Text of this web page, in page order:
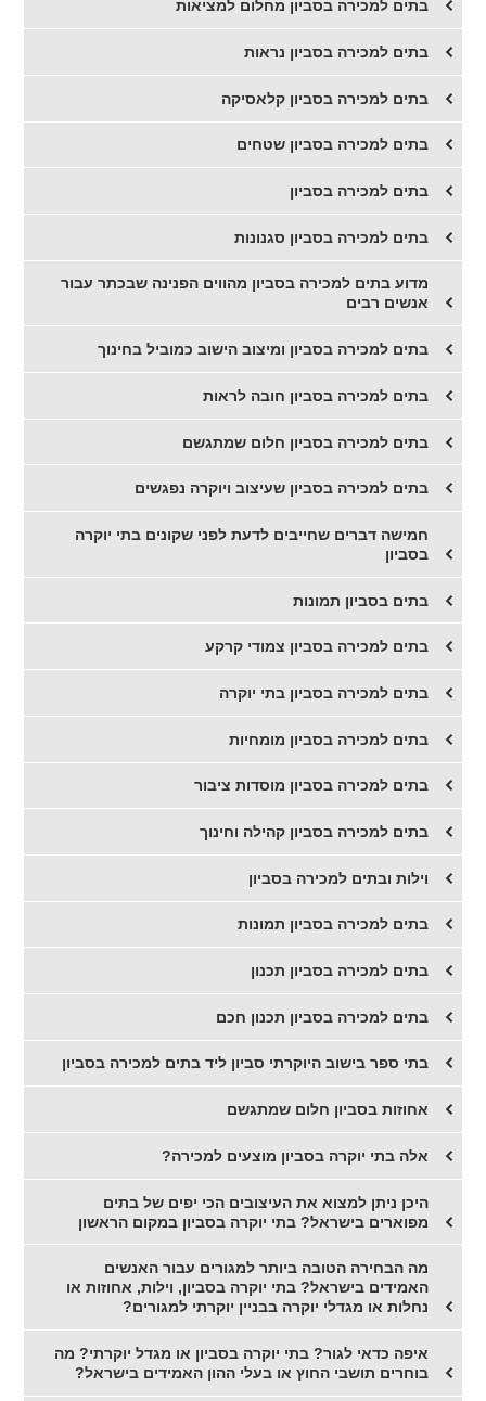
​בתים למכירה בסביון מחלום למציאות
​בתים למכירה בסביון נראות
​בתים למכירה בסביון קלאסיקה
​בתים למכירה בסביון שטחים
​בתים למכירה בסביון
בתים למכירה בסביון סגנונות
​מדוע בתים למכירה בסביון מהווים הפנינה שבכתר עבור
אנשים רבים
בתים למכירה בסביון ומיצוב הישוב כמוביל בחינוך
בתים למכירה בסביון חובה לראות
בתים למכירה בסביון חלום שמתגשם
בתים למכירה בסביון שעיצוב ויוקרה נפגשים
חמישה דברים שחייבים לדעת לפני שקונים בתי יוקרה
בסביון
בתים בסביון תמונות
בתים למכירה בסביון צמודי קרקע
בתים למכירה בסביון בתי יוקרה
בתים למכירה בסביון מומחיות
בתים למכירה בסביון מוסדות ציבור
בתים למכירה בסביון קהילה וחינוך
וילות ובתים למכירה בסביון
בתים למכירה בסביון תמונות
בתים למכירה בסביון תכנון
בתים למכירה בסביון תכנון חכם
בתי ספר בישוב היוקרתי סביון ליד בתים למכירה בסביון
אחוזות בסביון חלום שמתגשם
אלה בתי יוקרה בסביון מוצעים למכירה?
היכן ניתן למצוא את העיצובים הכי יפים של בתים
מפוארים בישראל? בתי יוקרה בסביון במקום הראשון
מה הבחירה הטובה ביותר למגורים עבור האנשים
האמידים בישראל? בתי יוקרה בסביון, וילות, אחוזות או
נחלות או מגדלי יוקרה בבניין יוקרתי למגורים?
איפה כדאי לגור? בתי יוקרה בסביון או מגדל יוקרתי? מה
בוחרים תושבי החוץ או בעלי ההון האמידים בישראל?